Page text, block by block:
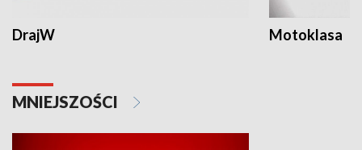
DrajW Motoklasa
MNIEJSZOŚCI